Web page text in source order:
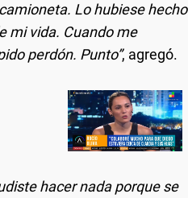
Lo hubiese hecho
mi vida. Cuando me
perdón. Punto”, agregó.
hacer nada porque se